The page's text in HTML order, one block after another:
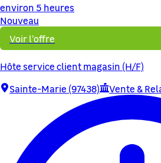
environ 5 heures
Nouveau
Voir l'offre
Hôte service client magasin (H/F)
Sainte-Marie (97438)
Vente &